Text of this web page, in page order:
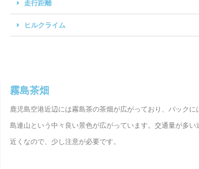
走行距離
ヒルクライム
霧島茶畑
鹿児島空港近辺には霧島茶の茶畑が広がっており、バックに
島連山という中々良い景色が広がっています。交通量が多い
近くなので、少し注意が必要です。